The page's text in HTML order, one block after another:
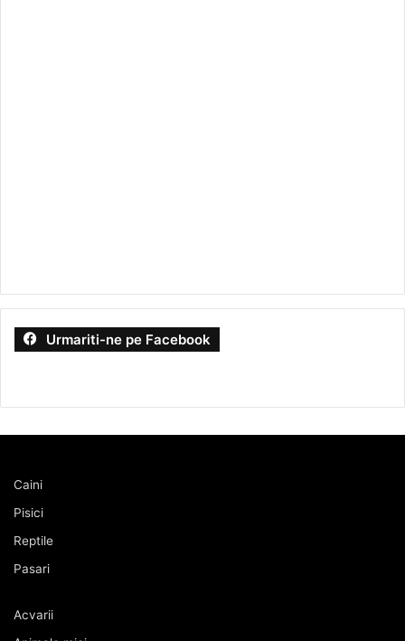
Urmariti-ne pe Facebook
Caini
Pisici
Reptile
Pasari
Acvarii